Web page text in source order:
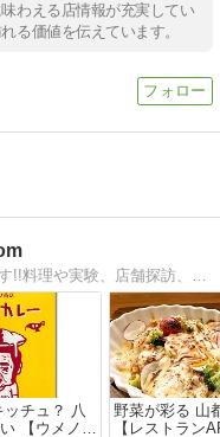
わえる店情報が充実してい
る価値を伝えています。
チュ？ 八
【ウメノ商
野菜が彩る 山
【レストラン